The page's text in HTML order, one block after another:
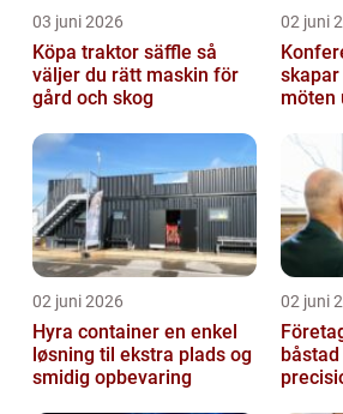
03 juni 2026
Köpa traktor säffle så
väljer du rätt maskin för
gård och skog
02 juni
möten
02 juni 2026
Hyra container en enkel
løsning til ekstra plads og
smidig opbevaring
02 juni
båstad när kvalitet och